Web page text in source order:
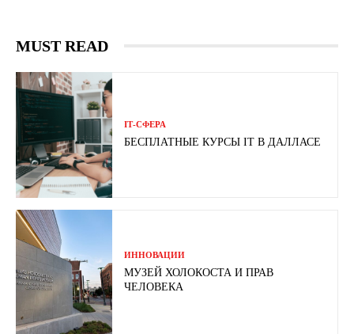
MUST READ
ІТ-СФЕРА
БЕСПЛАТНЫЕ КУРСЫ IT В ДАЛЛАСЕ
ИННОВАЦИИ
МУЗЕЙ ХОЛОКОСТА И ПРАВ
ЧЕЛОВЕКА